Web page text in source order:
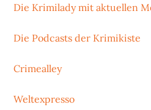
Die Krimilady mit aktuellen
Die Podcasts der Krimikiste
Crimealley
Weltexpresso